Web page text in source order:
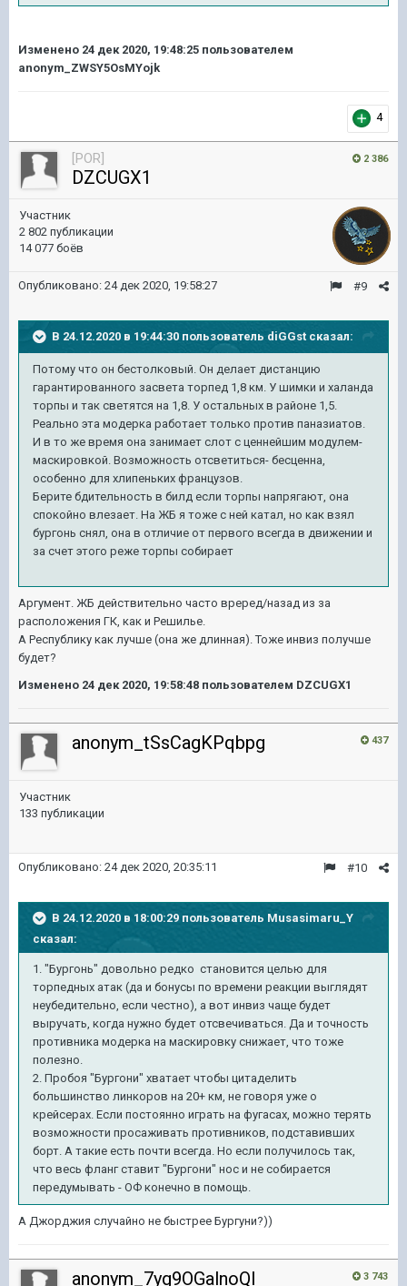
Изменено 24 дек 2020, 19:48:25 пользователем
anonym_ZWSY5OsMYojk
4
2 386
[POR]
DZCUGX1
Участник
2 802 публикации
14 077 боёв
#9
Опубликовано: 24 дек 2020, 19:58:27
В 24.12.2020 в 19:44:30 пользователь diGGst сказал:
Потому что он бестолковый. Он делает дистанцию
гарантированного засвета торпед 1,8 км. У шимки и халанда
торпы и так светятся на 1,8. У остальных в районе 1,5.
Реально эта модерка работает только против паназиатов.
И в то же время она занимает слот с ценнейшим модулем-
маскировкой. Возможность отсветиться- бесценна,
особенно для хлипеньких французов.
Берите бдительность в билд если торпы напрягают, она
спокойно влезает. На ЖБ я тоже с ней катал, но как взял
бургонь снял, она в отличие от первого всегда в движении и
за счет этого реже торпы собирает
Аргумент. ЖБ действительно часто вреред/назад из за
расположения ГК, как и Решилье.
А Республику как лучше (она же длинная). Тоже инвиз получше
будет?
Изменено 24 дек 2020, 19:58:48 пользователем DZCUGX1
437
anonym_tSsCagKPqbpg
Участник
133 публикации
#10
Опубликовано: 24 дек 2020, 20:35:11
В 24.12.2020 в 18:00:29 пользователь Musasimaru_Y
сказал:
1. "Бургонь" довольно редко становится целью для
торпедных атак (да и бонусы по времени реакции выглядят
неубедительно, если честно), а вот инвиз чаще будет
выручать, когда нужно будет отсвечиваться. Да и точность
противника модерка на маскировку снижает, что тоже
полезно.
2. Пробоя "Бургони" хватает чтобы цитаделить
большинство линкоров на 20+ км, не говоря уже о
крейсерах. Если постоянно играть на фугасах, можно терять
возможности просаживать противников, подставивших
борт. А такие есть почти всегда. Но если получилось так,
что весь фланг ставит "Бургони" нос и не собирается
передумывать - ОФ конечно в помощь.
А Джорджия случайно не быстрее Бургуни?))
3 743
anonym_7yg9OGalnoQI